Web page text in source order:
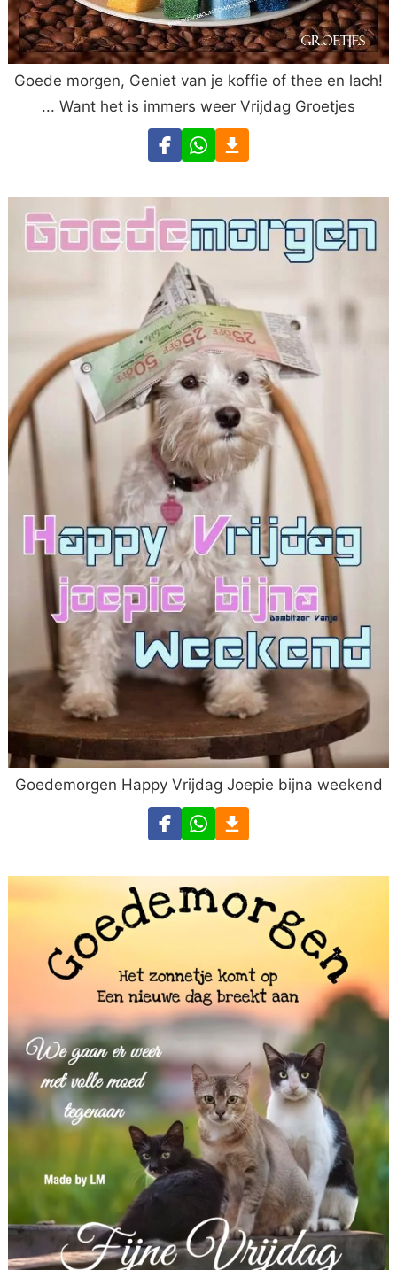
Goede morgen, Geniet van je koffie of thee en lach!
... Want het is immers weer Vrijdag Groetjes
Goedemorgen Happy Vrijdag Joepie bijna weekend